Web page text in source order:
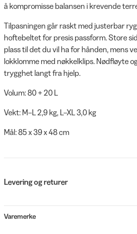
å kompromisse balansen i krevende
Tilpasningen går raskt med justerbar
hoftebeltet for presis passform. Store
plass til det du vil ha for hånden, mens
lokklomme med nøkkelklips. Nødfløyte
trygghet langt fra hjelp.
Volum: 80 + 20 L
Vekt: M–L 2,9 kg, L–XL 3,0 kg
Mål: 85 x 39 x 48 cm
Levering og returer
Varemerke